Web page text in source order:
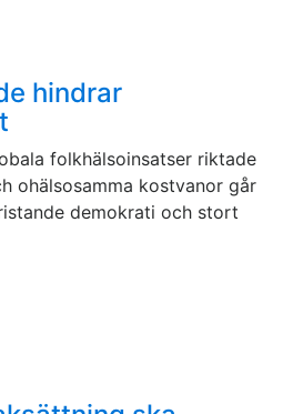
hindrar
folkhälsoinsatser riktade
ohälsosamma kostvanor går
demokrati och stort